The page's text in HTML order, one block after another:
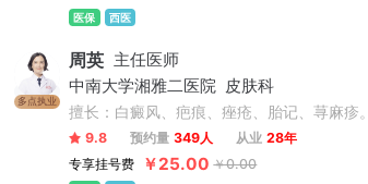
医保 西医
多点执业
周英 主任医师
中南大学湘雅二医院
皮肤科
擅长：白癜风、疤痕、痤疮、胎记、荨麻疹。
9.8 预约量 349人 从业 28年
专享挂号费
￥25.00 ￥0.00